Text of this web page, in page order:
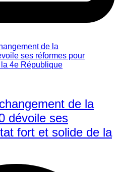
de la
dévoile ses
fort et solide de la